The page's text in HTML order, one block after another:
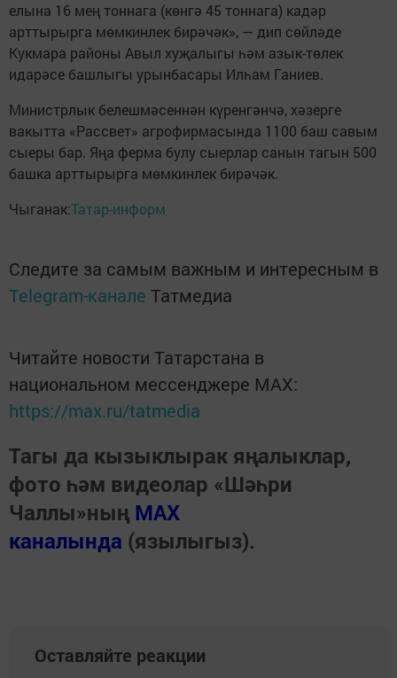
елына 16 мең тоннага (көнгә 45 тоннага) кадәр
арттырырга мөмкинлек бирәчәк», — дип сөйләде
Кукмара районы Авыл хуҗалыгы һәм азык-төлек
идарәсе башлыгы урынбасары Илһам Ганиев.
Министрлык белешмәсеннән күренгәнчә, хәзерге
вакытта «Рассвет» агрофирмасында 1100 баш савым
сыеры бар. Яңа ферма булу сыерлар санын тагын 500
башка арттырырга мөмкинлек бирәчәк.
Чыганак:Татар-информ
Следите за самым важным и интересным в
Telegram-канале Татмедиа
Читайте новости Татарстана в
национальном мессенджере MАХ:
https://max.ru/tatmedia
Тагы да кызыклырак яңалыклар,
фото һәм видеолар «Шәһри
Чаллы»ның MAX
каналында (язылыгыз).
Оставляйте реакции